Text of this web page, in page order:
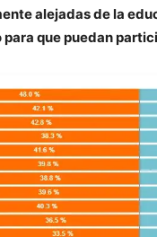
alejadas de la
que puedan